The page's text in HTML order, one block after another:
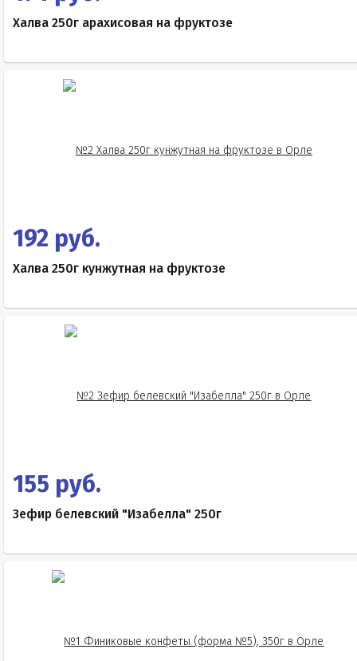
Халва 250г арахисовая на фруктозе
192 руб.
Халва 250г кунжутная на фруктозе
155 руб.
Зефир белевский "Изабелла" 250г